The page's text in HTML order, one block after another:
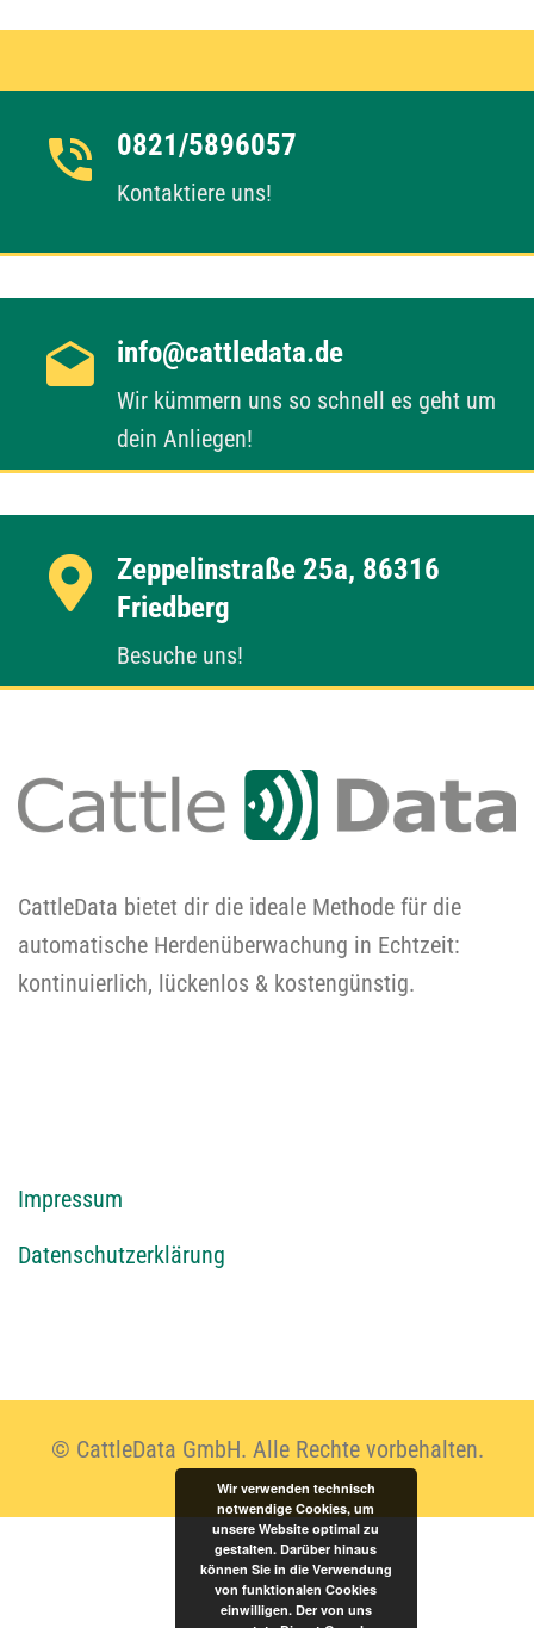
0821/5896057
Kontaktiere uns!
info@cattledata.de
Wir kümmern uns so schnell es geht um
dein Anliegen!
Zeppelinstraße 25a, 86316
Friedberg
Besuche uns!
CattleData bietet dir die ideale Methode für die
automatische Herdenüberwachung in Echtzeit:
kontinuierlich, lückenlos & kostengünstig.
Impressum
Datenschutzerklärung
© CattleData GmbH. Alle Rechte vorbehalten.
Wir verwenden technisch
notwendige Cookies, um
unsere Website optimal zu
gestalten. Darüber hinaus
können Sie in die Verwendung
von funktionalen Cookies
einwilligen. Der von uns